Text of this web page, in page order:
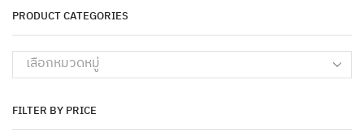
PRODUCT CATEGORIES
เลือกหมวดหมู่
FILTER BY PRICE